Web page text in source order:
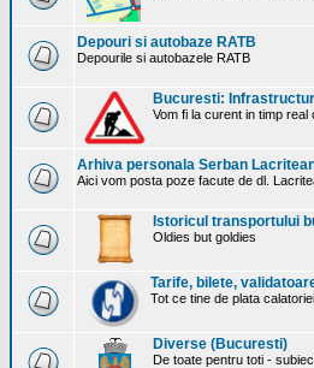
Depouri si autobaze RATB
Depourile si autobazele RATB
Bucuresti:
Vom fi la curent in timp
Arhiva personala Serban
Aici vom posta poze facute de dl.
Istoricul transportului
Oldies but goldies
Tarife, bilete,
Tot ce tine de plata
Diverse (Bucuresti)
De toate pentru toti -